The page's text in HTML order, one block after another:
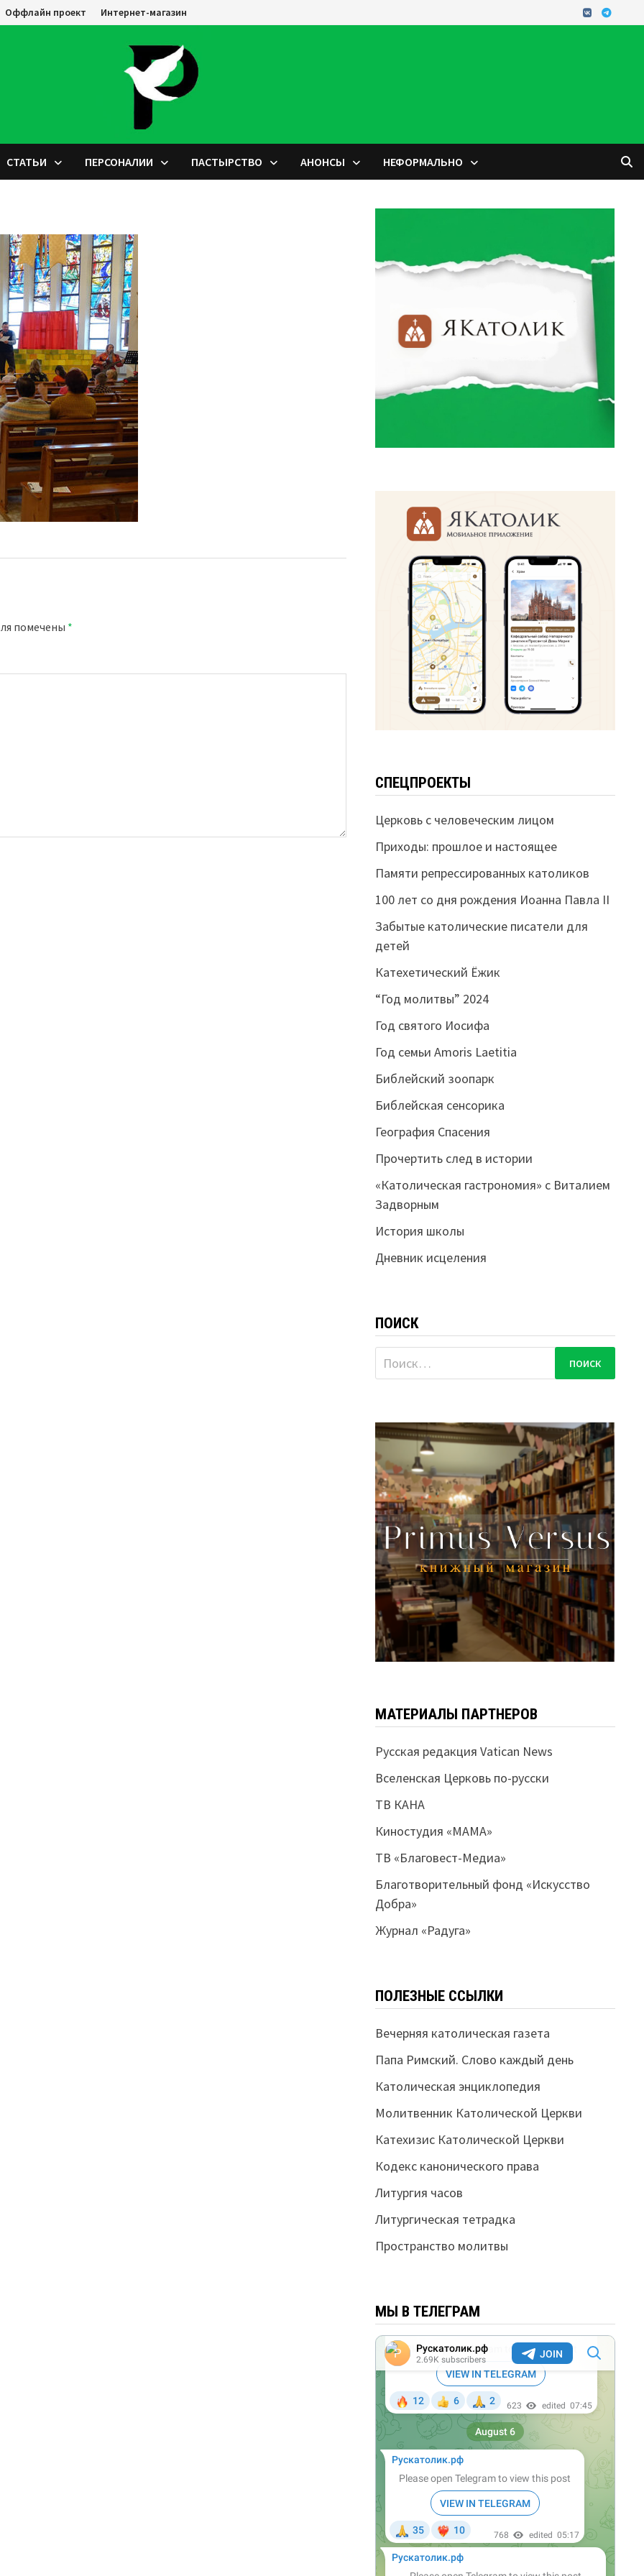
Оффлайн проект Интернет-магазин
СТАТЬИ ПЕРСОНАЛИИ ПАСТЫРСТВО АНОНСЫ НЕФОРМАЛЬНО
помечены *
СПЕЦПРОЕКТЫ
Церковь с человеческим лицом
Приходы: прошлое и настоящее
Памяти репрессированных католиков
100 лет со дня рождения Иоанна Павла II
Забытые католические писатели для
детей
Катехетический Ёжик
“Год молитвы” 2024
Год святого Иосифа
Год семьи Amoris Laetitia
Библейский зоопарк
Библейская сенсорика
География Спасения
Прочертить след в истории
«Католическая гастрономия» с Виталием
Задворным
История школы
Дневник исцеления
ПОИСК
Найти:
МАТЕРИАЛЫ ПАРТНЕРОВ
Русская редакция Vatican News
Вселенская Церковь по-русски
ТВ КАНА
Киностудия «МАМА»
ТВ «Благовест-Медиа»
Благотворительный фонд «Искусство
Добра»
Журнал «Радуга»
ПОЛЕЗНЫЕ ССЫЛКИ
Вечерняя католическая газета
Папа Римский. Слово каждый день
Католическая энциклопедия
Молитвенник Католической Церкви
Катехизис Католической Церкви
Кодекс канонического права
Литургия часов
Литургическая тетрадка
Пространство молитвы
МЫ В ТЕЛЕГРАМ